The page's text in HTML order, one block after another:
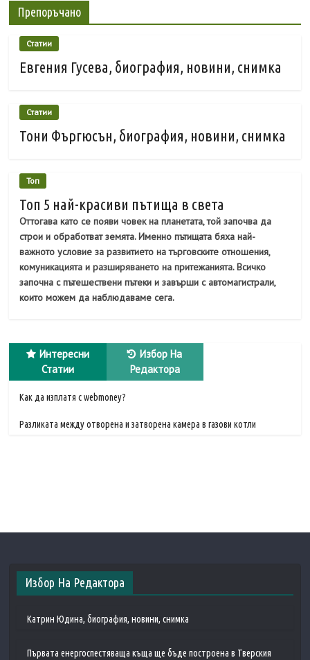
Препоръчано
Статии
Евгения Гусева, биография, новини, снимка
Статии
Тони Фъргюсън, биография, новини, снимка
Топ
Топ 5 най-красиви пътища в света
Оттогава като се появи човек на планетата, той започва да
строи и обработват земята. Именно пътищата бяха най-
важното условие за развитието на търговските отношения,
комуникацията и разширяването на притежанията. Всичко
започна с пътешествени пътеки и завърши с автомагистрали,
които можем да наблюдаваме сега.
Интересни
Статии
Избор На
Редактора
Как да изплатя с webmoney?
Разликата между отворена и затворена камера в газови котли
Избор На Редактора
Катрин Юдина, биография, новини, снимка
Първата енергоспестяваща къща ще бъде построена в Тверския